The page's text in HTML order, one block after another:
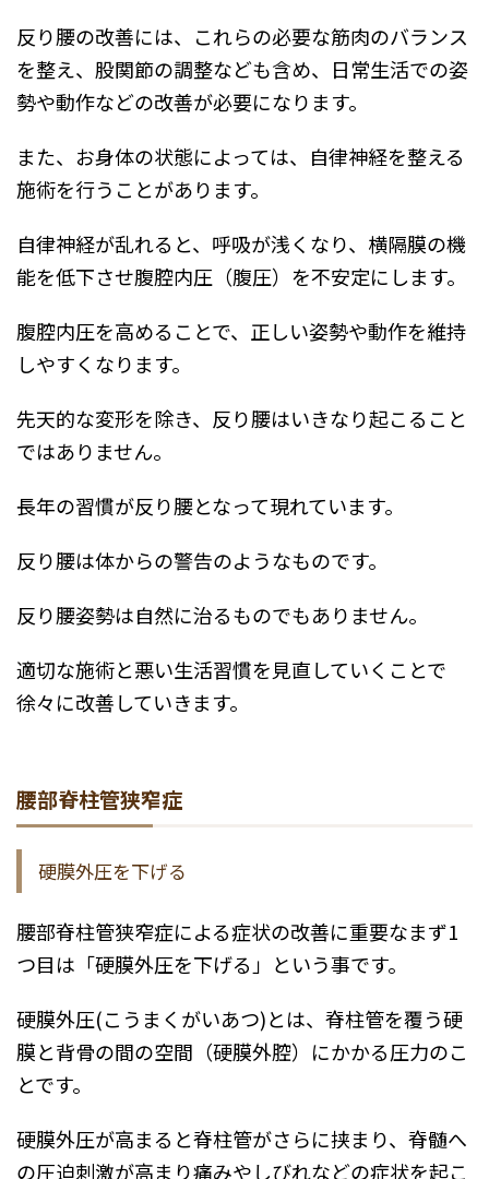
反り腰の改善には、これらの必要な筋肉のバランス
を整え、股関節の調整なども含め、日常生活での姿
勢や動作などの改善が必要になります。
また、お身体の状態によっては、自律神経を整える
施術を行うことがあります。
自律神経が乱れると、呼吸が浅くなり、横隔膜の機
能を低下させ腹腔内圧（腹圧）を不安定にします。
腹腔内圧を高めることで、正しい姿勢や動作を維持
しやすくなります。
先天的な変形を除き、反り腰はいきなり起こること
ではありません。
長年の習慣が反り腰となって現れています。
反り腰は体からの警告のようなものです。
反り腰姿勢は自然に治るものでもありません。
適切な施術と悪い生活習慣を見直していくことで
徐々に改善していきます。
腰部脊柱管狭窄症
硬膜外圧を下げる
腰部脊柱管狭窄症による症状の改善に重要なまず1
つ目は「硬膜外圧を下げる」という事です。
硬膜外圧(こうまくがいあつ)とは、脊柱管を覆う硬
膜と背骨の間の空間（硬膜外腔）にかかる圧力のこ
とです。
硬膜外圧が高まると脊柱管がさらに挟まり、脊髄へ
の圧迫刺激が高まり痛みやしびれなどの症状を起こ